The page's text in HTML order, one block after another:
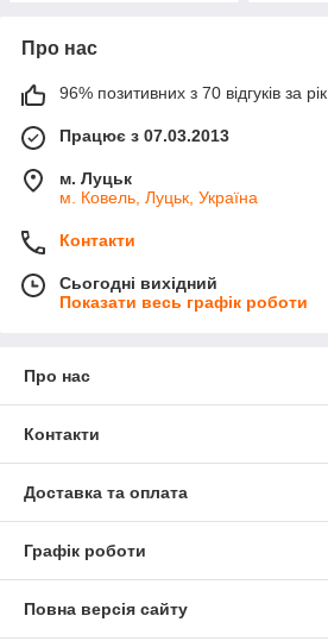
Про нас
96% позитивних з 70 відгуків за рік
Працює з 07.03.2013
м. Луцьк
м. Ковель, Луцьк, Україна
Контакти
Сьогодні вихідний
Показати весь графік роботи
Про нас
Контакти
Доставка та оплата
Графік роботи
Повна версія сайту